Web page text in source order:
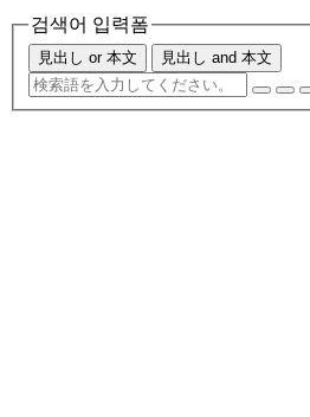
검색어 입력폼
見出し or 本文 見出し and 本文